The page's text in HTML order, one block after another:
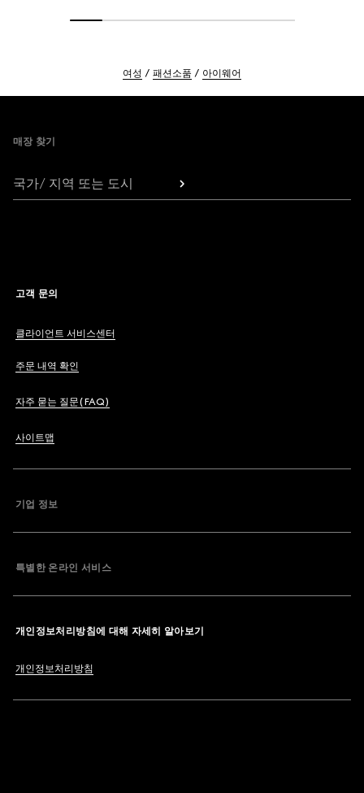
여성 패션소품 아이웨어
매장 찾기
국가/ 지역 또는 도시
고객 문의
클라이언트 서비스센터
주문 내역 확인
자주 묻는 질문(FAQ)
사이트맵
기업 정보
특별한 온라인 서비스
개인정보처리방침에 대해 자세히 알아보기
개인정보처리방침